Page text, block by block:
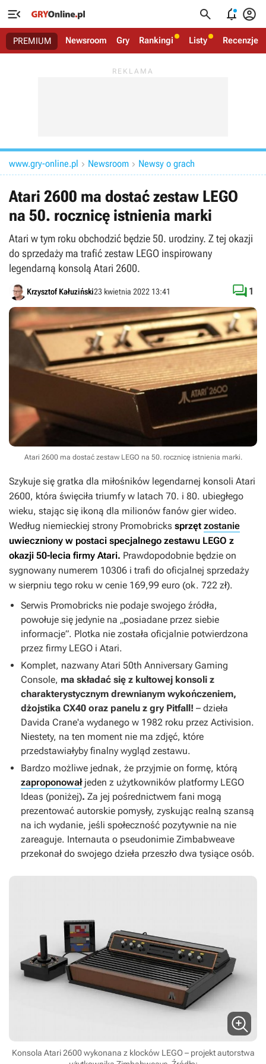
   
PREMIUM Newsroom Gry Rankingi Listy Recenzje
www.gry-online.pl  Newsroom  Newsy o grach
Atari 2600 ma dostać zestaw LEGO
na 50. rocznicę istnienia marki
Atari w tym roku obchodzić będzie 50. urodziny. Z tej okazji
do sprzedaży ma trafić zestaw LEGO inspirowany
legendarną konsolą Atari 2600.
Krzysztof Kałuziński23 kwietnia 2022 13:41  1
Atari 2600 ma dostać zestaw LEGO na 50. rocznicę istnienia marki.
Szykuje się gratka dla miłośników legendarnej konsoli Atari
2600, która święciła triumfy w latach 70. i 80. ubiegłego
wieku, stając się ikoną dla milionów fanów gier wideo.
Według niemieckiej strony Promobricks sprzęt zostanie
uwieczniony w postaci specjalnego zestawu LEGO z
okazji 50-lecia firmy Atari. Prawdopodobnie będzie on
sygnowany numerem 10306 i trafi do oficjalnej sprzedaży
w sierpniu tego roku w cenie 169,99 euro (ok. 722 zł).
Serwis Promobricks nie podaje swojego źródła,
powołuje się jedynie na „posiadane przez siebie
informacje”. Plotka nie została oficjalnie potwierdzona
przez firmy LEGO i Atari.
Komplet, nazwany Atari 50th Anniversary Gaming
Console, ma składać się z kultowej konsoli z
charakterystycznym drewnianym wykończeniem,
dżojstika CX40 oraz panelu z gry Pitfall! – dzieła
Davida Crane'a wydanego w 1982 roku przez Activision.
Niestety, na ten moment nie ma zdjęć, które
przedstawiałyby finalny wygląd zestawu.
Bardzo możliwe jednak, że przyjmie on formę, którą
zaproponowałjeden z użytkowników platformy LEGO
Ideas (poniżej). Za jej pośrednictwem fani mogą
prezentować autorskie pomysły, zyskując realną szansą
na ich wydanie, jeśli społeczność pozytywnie na nie
zareaguje. Internauta o pseudonimie Zimbabweave
przekonał do swojego dzieła przeszło dwa tysiące osób.
Konsola Atari 2600 wykonana z klocków LEGO – projekt autorstwa